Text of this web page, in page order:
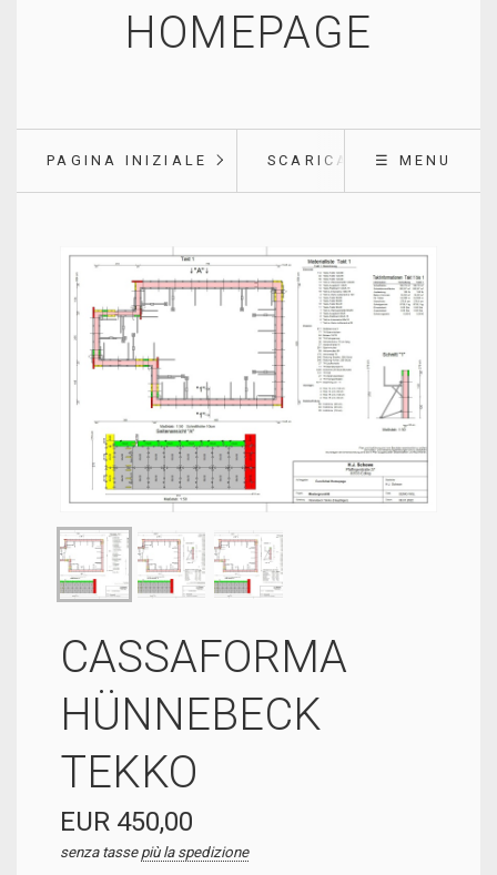
HOMEPAGE
PAGINA INIZIALE SCARICARE ☰ MENU
CASSAFORMA
HÜNNEBECK
TEKKO
EUR 450,00
senza tasse più la spedizione